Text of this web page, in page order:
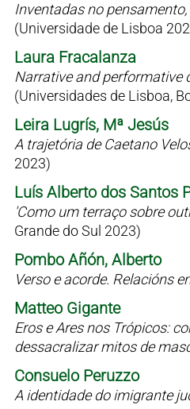
Inventadas no
(Universidade de Lisboa
Laura Fracalanza
Narrative and performative
(Universidades de Lisboa,
Leira Lugrís, Mª Jesús
A trajetória de Caetano
2023)
Luís Alberto dos Santos
'Como um terraço sobre
Grande do Sul 2023)
Pombo Añón, Alberto
Verso e acorde. Relacións
Matteo Gigante
Eros e Ares nos Trópicos:
dessacralizar mitos de
Consuelo Peruzzo
A identidade do imigrante